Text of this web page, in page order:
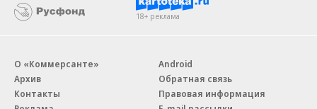
18+ реклама
О «Коммерсанте»
Архив
Контакты
Android
Обратная связь
Правовая информация